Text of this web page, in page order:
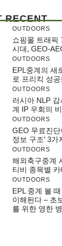
RECENT
OUTDOORS
쇼핑몰 트래픽
시대, GEO-
OUTDOORS
EPL중계의 새
로 프리킥 성
OUTDOORS
러시아 NLP
계 IP 우회의
OUTDOORS
GEO 무료진단
정보 구조’ 3
OUTDOORS
해외축구중계
티비 종목별
OUTDOORS
EPL 중계 볼
이해된다 – 초
를 위한 영한